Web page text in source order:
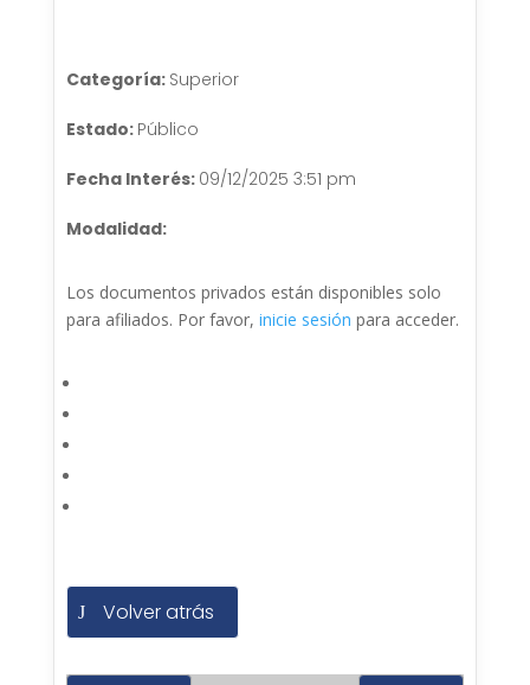
Categoría: Superior
Estado: Público
Fecha Interés: 09/12/2025 3:51 pm
Modalidad:
Los documentos privados están disponibles solo
para afiliados. Por favor, inicie sesión para acceder.
Volver atrás